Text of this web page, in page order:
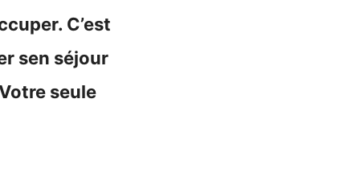
C’est
sen séjour
seule